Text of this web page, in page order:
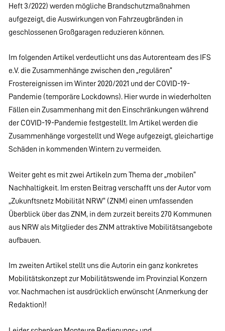
Heft 3/2022) werden mögliche Brandschutzmaßnahmen
aufgezeigt, die Auswirkungen von Fahrzeugbränden in
geschlossenen Großgaragen reduzieren können.
Im folgenden Artikel verdeutlicht uns das Autorenteam des IFS
e.V. die Zusammenhänge zwischen den „regulären“
Frostereignissen im Winter 2020/2021 und der COVID-19-
Pandemie (temporäre Lockdowns). Hier wurde in wiederholten
Fällen ein Zusammenhang mit den Einschränkungen während
der COVID-19-Pandemie festgestellt. Im Artikel werden die
Zusammenhänge vorgestellt und Wege aufgezeigt, gleichartige
Schäden in kommenden Wintern zu vermeiden.
Weiter geht es mit zwei Artikeln zum Thema der „mobilen“
Nachhaltigkeit. Im ersten Beitrag verschafft uns der Autor vom
„Zukunftsnetz Mobilität NRW“ (ZNM) einen umfassenden
Überblick über das ZNM, in dem zurzeit bereits 270 Kommunen
aus NRW als Mitglieder des ZNM attraktive Mobilitätsangebote
aufbauen.
Im zweiten Artikel stellt uns die Autorin ein ganz konkretes
Mobilitätskonzept zur Mobilitätswende im Provinzial Konzern
vor. Nachmachen ist ausdrücklich erwünscht (Anmerkung der
Redaktion)!